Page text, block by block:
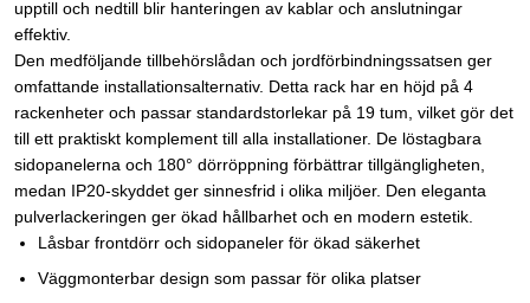
upptill och nedtill blir hanteringen av kablar och anslutningar
effektiv.
Den medföljande tillbehörslådan och jordförbindningssatsen ger
omfattande installationsalternativ. Detta rack har en höjd på 4
rackenheter och passar standardstorlekar på 19 tum, vilket gör det
till ett praktiskt komplement till alla installationer. De löstagbara
sidopanelerna och 180° dörröppning förbättrar tillgängligheten,
medan IP20-skyddet ger sinnesfrid i olika miljöer. Den eleganta
pulverlackeringen ger ökad hållbarhet och en modern estetik.
Låsbar frontdörr och sidopaneler för ökad säkerhet
Väggmonterbar design som passar för olika platser